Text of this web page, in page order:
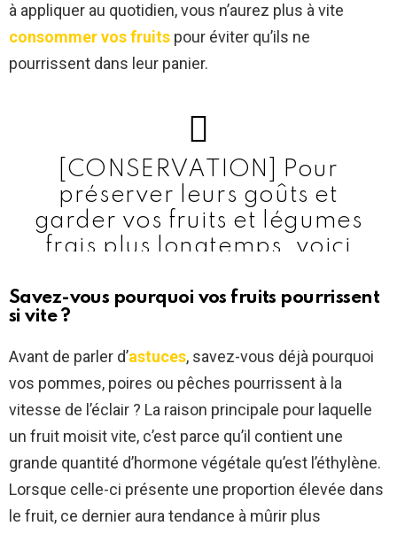
à appliquer au quotidien, vous n’aurez plus à vite
consommer vos fruits pour éviter qu’ils ne
pourrissent dans leur panier.
[CONSERVATION] Pour
préserver leurs goûts et
garder vos fruits et légumes
frais plus longtemps, voici
conservation !
ne se conservent pas au frigo !
Elles perdraient de leur saveur
!#fruit #legume #conservation
#mieuxconsommer
pic.twitter.com/ENW7vFGLm
K
Savez-vous pourquoi vos fruits pourrissent
si vite ?
Avant de parler d’astuces, savez-vous déjà pourquoi
vos pommes, poires ou pêches pourrissent à la
vitesse de l’éclair ? La raison principale pour laquelle
un fruit moisit vite, c’est parce qu’il contient une
grande quantité d’hormone végétale qu’est l’éthylène.
Lorsque celle-ci présente une proportion élevée dans
le fruit, ce dernier aura tendance à mûrir plus